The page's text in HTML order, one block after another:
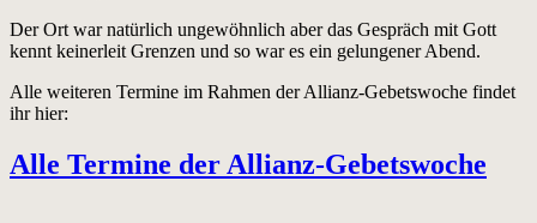
Der Ort war natürlich ungewöhnlich aber das Gespräch mit Gott
kennt keinerleit Grenzen und so war es ein gelungener Abend.
Alle weiteren Termine im Rahmen der Allianz-Gebetswoche findet
ihr hier:
Alle Termine der Allianz-Gebetswoche